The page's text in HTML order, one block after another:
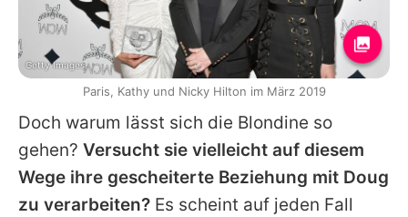
Doch warum lässt sich die Blondine so
gehen? Versucht sie vielleicht auf diesem
Wege ihre gescheiterte Beziehung mit Doug
zu verarbeiten? Es scheint auf jeden Fall
Getty Images
Paris, Kathy und Nicky Hilton im März 2019